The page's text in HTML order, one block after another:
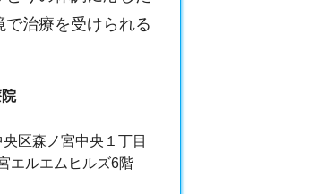
治療を受けられる
区森ノ宮中央１丁目
エルエムヒルズ6階